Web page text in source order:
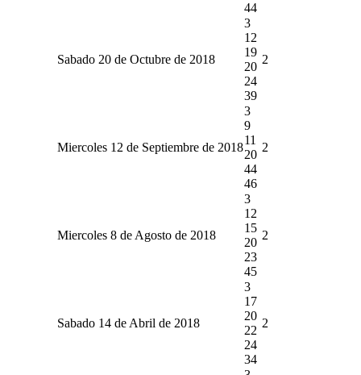
44
Sabado 20 de Octubre de 2018
3
12
19
20
24
39
2
Miercoles 12 de Septiembre de 2018
3
9
11
20
44
46
2
Miercoles 8 de Agosto de 2018
3
12
15
20
23
45
2
Sabado 14 de Abril de 2018
3
17
20
22
24
34
2